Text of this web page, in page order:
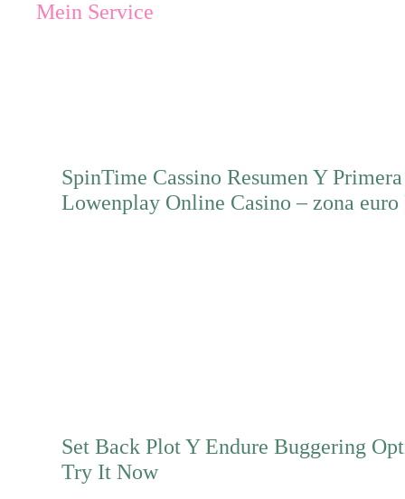
Mein Service
SpinTime Cassino Resumen Y
Lowenplay Online Casino – zona
Set Back Plot Y Endure Buggering
Try It Now